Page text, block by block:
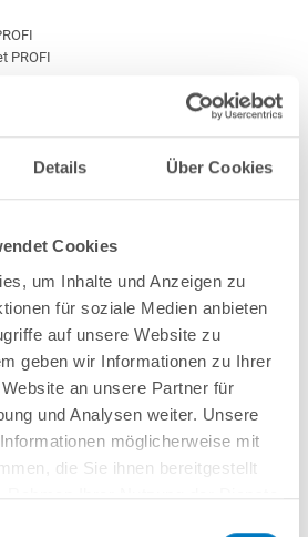
Details Über Cookies
Cookies
um Inhalte und Anzeigen zu
für soziale Medien anbieten
auf unsere Website zu
geben wir Informationen zu Ihrer
an unsere Partner für
und Analysen weiter. Unsere
möglicherweise mit
die Sie ihnen bereitgestellt
PROFI
Merken
helfen Ihnen gerne weiter:
Anfrageformular